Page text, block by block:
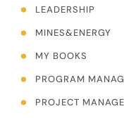
LEADERSHIP
MINES&ENERGY
MY BOOKS
PROGRAM
PROJECT